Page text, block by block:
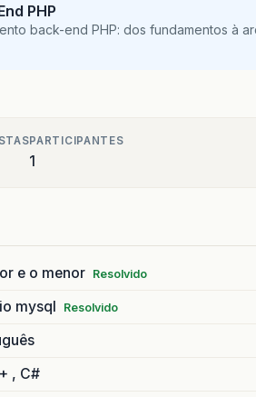
PHP
back-end PHP: dos fundamentos à
PARTICIPANTES
1
e o menor Resolvido
mysql Resolvido
, C#